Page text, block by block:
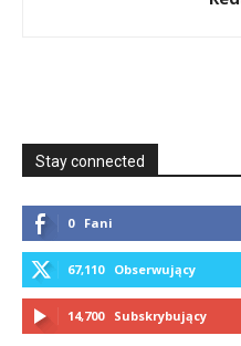
Stay connected
0 Fani
67,110 Obserwujący
14,700 Subskrybujący